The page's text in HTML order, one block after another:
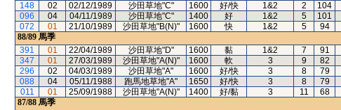
148
02 02/12/1989 沙田草地"C" 1600 好/快 1&2 2 104
096
04 04/11/1989 沙田草地"C" 1400 好 1&2 5 101
072
01 21/10/1989 沙田草地"B(N)" 1600 快 1&2 5 94
88/89 馬季
391
01 22/04/1989 沙田草地"D" 1600 黏 1&2 7 91
347
01 27/03/1989 沙田草地"A(N)" 1600 軟 3 9 82
296
02 04/03/1989 沙田草地"A" 1600 好/快 3 8 79
088
04 05/11/1988 跑馬地草地"A" 1650 好/快 3 8 79
011
01 25/09/1988 沙田草地"A(N)" 1400 好/黏 3 11 68
87/88 馬季